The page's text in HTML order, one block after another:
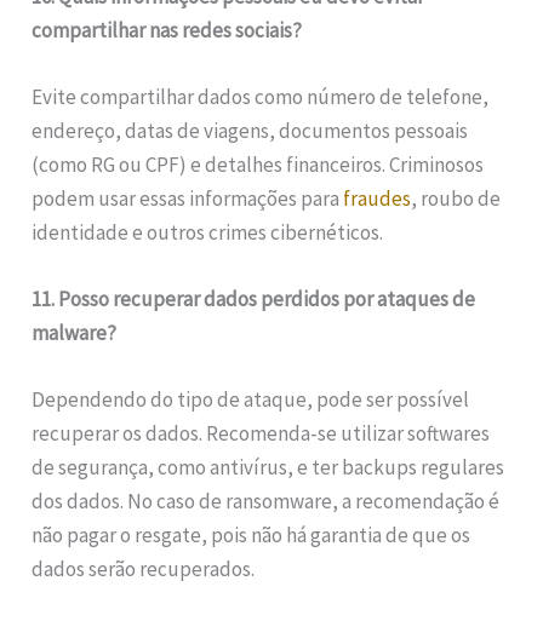
compartilhar nas redes sociais?
Evite compartilhar dados como número de telefone,
endereço, datas de viagens, documentos pessoais
(como RG ou CPF) e detalhes financeiros. Criminosos
podem usar essas informações para fraudes, roubo de
identidade e outros crimes cibernéticos.
11. Posso recuperar dados perdidos por ataques de
malware?
Dependendo do tipo de ataque, pode ser possível
recuperar os dados. Recomenda-se utilizar softwares
de segurança, como antivírus, e ter backups regulares
dos dados. No caso de ransomware, a recomendação é
não pagar o resgate, pois não há garantia de que os
dados serão recuperados.